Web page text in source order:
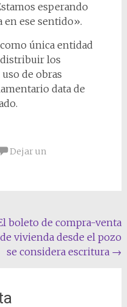
esperando
en ese sentido».
como única entidad
los
de obras
data de
Dejar un
boleto de compra-venta
de vivienda desde el pozo
se considera escritura →